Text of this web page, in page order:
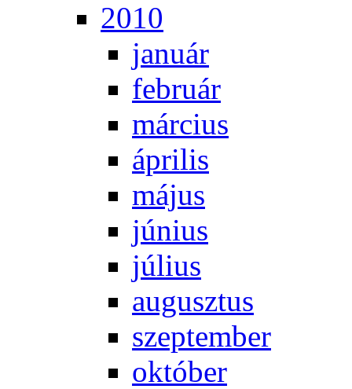
2010
ja­nu­ár
feb­ru­ár
már­ci­us
áp­ri­lis
má­jus
jú­ni­us
jú­li­us
au­gusz­tus
szep­tem­ber
ok­tó­ber